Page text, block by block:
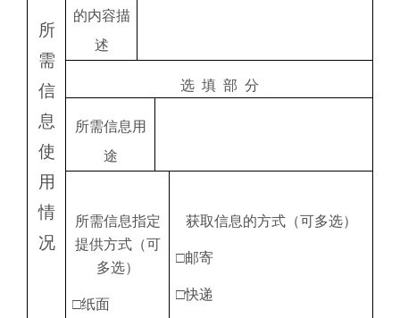
所
需
信
息
使
用
情
况
的内容描
述
选 填 部 分
所需信息用
途
所需信息指定
提供方式（可
多选）
□纸面
获取信息的方式（可多选）
□邮寄
□快递